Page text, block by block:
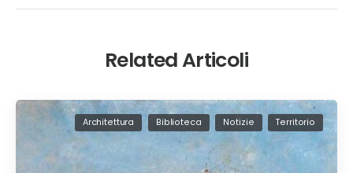
Related Articoli
Architettura Biblioteca Notizie Territorio